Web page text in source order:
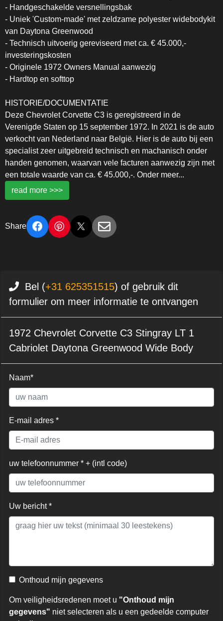
- Handgeschakelde versnellingsbak
- Uniek 'Custom-made' met zeldzame polyester widebodykit
van Daytona Greenwood
- Technisch uitvoerig gereviseerd met ca. € 45.000,-
investeringskosten
- Originele 1972 Owners Manual aanwezig
- Hardtop en softtop
HISTORIE/DOCUMENTATIE
Deze Chevrolet Corvette C3 is geregistreerd in de
Verenigde Staten op 15 september 1972. In 2021 is de auto
verkocht van Nederland naar België. Hier is de auto bij een
specialist zeer uitgebreid technisch en machanisch onder
handen genomen, waarvan vele facturen aanwezig zijn met
een totale waarde van ca. € 45.000,-. Onder meer...
read more >>>
Share
Bel (+31 625351515) of gebruik dit
formulier om meer informatie te ontvangen
1972 Chevrolet Corvette C3 Stingray LT 1
Cabriolet Daytona Greenwood Wide Body
Naam*
E-mail adres *
uw telefoonnummer * + (intl code)
Uw bericht *
Onthoud mijn gegevens
Om veiligheidsredenen moet u "Onthoud mijn
gegevens" niet selecteren als u een gedeelde computer